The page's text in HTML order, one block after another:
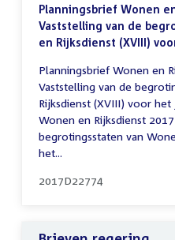
Planningsbrief Wonen
Vaststelling van de
en Rijksdienst (XVIII)
Planningsbrief Wonen en
Vaststelling van de
Rijksdienst (XVIII) voor
Wonen en Rijksdienst
begrotingsstaten van
het...
2017D22774